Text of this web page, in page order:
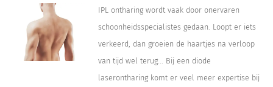
IPL ontharing wordt vaak door onervaren
schoonheidsspecialistes gedaan. Loopt er iets
verkeerd, dan groeien de haartjes na verloop
van tijd wel terug... Bij een diode
laserontharing komt er veel meer expertise bij